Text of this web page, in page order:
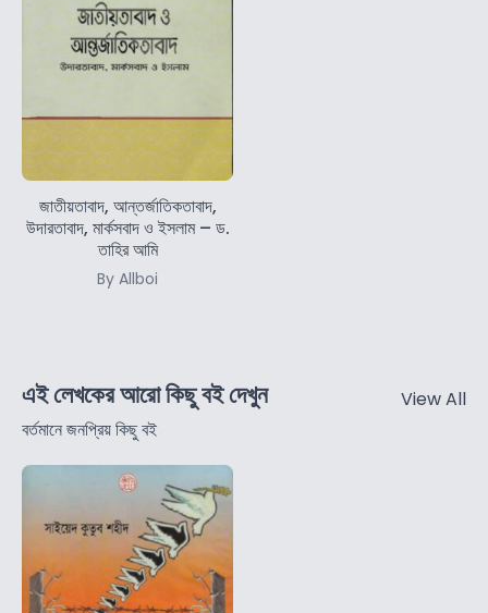
জাতীয়তাবাদ, আন্তর্জাতিকতাবাদ,
উদারতাবাদ, মার্কসবাদ ও ইসলাম – ড.
তাহির আমি
By Allboi
এই লেখকের আরো কিছু বই দেখুন
বর্তমানে জনপ্রিয় কিছু বই
View All